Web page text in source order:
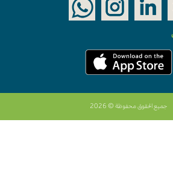
جميع الحقوق محفوظة © 2026